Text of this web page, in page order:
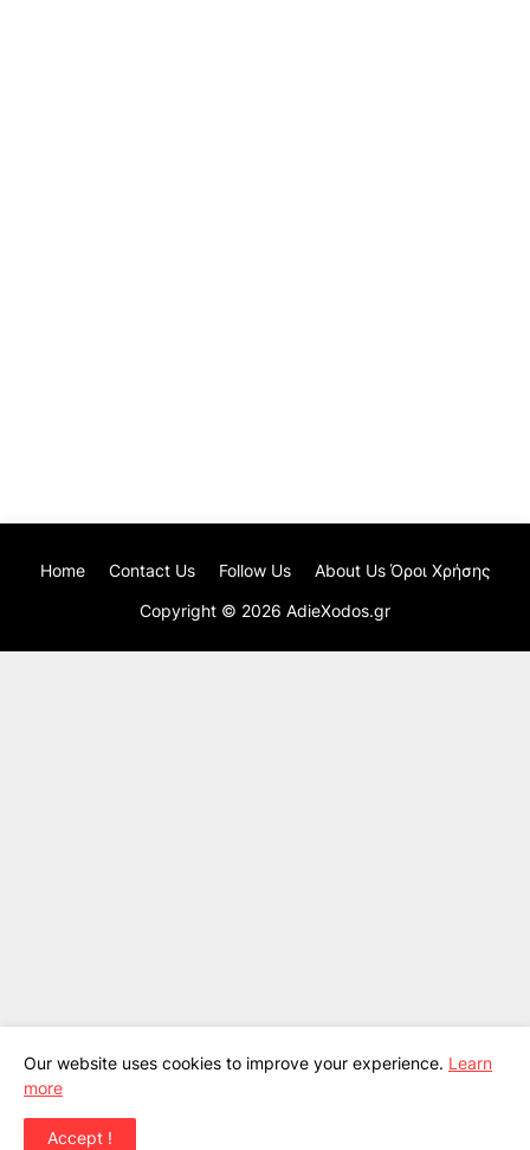
Copyright © 2026 AdieXodos.gr
Home Contact Us Follow Us About Us Όροι Χρήσης
Our website uses cookies to improve your experience. Learn
more
Accept !